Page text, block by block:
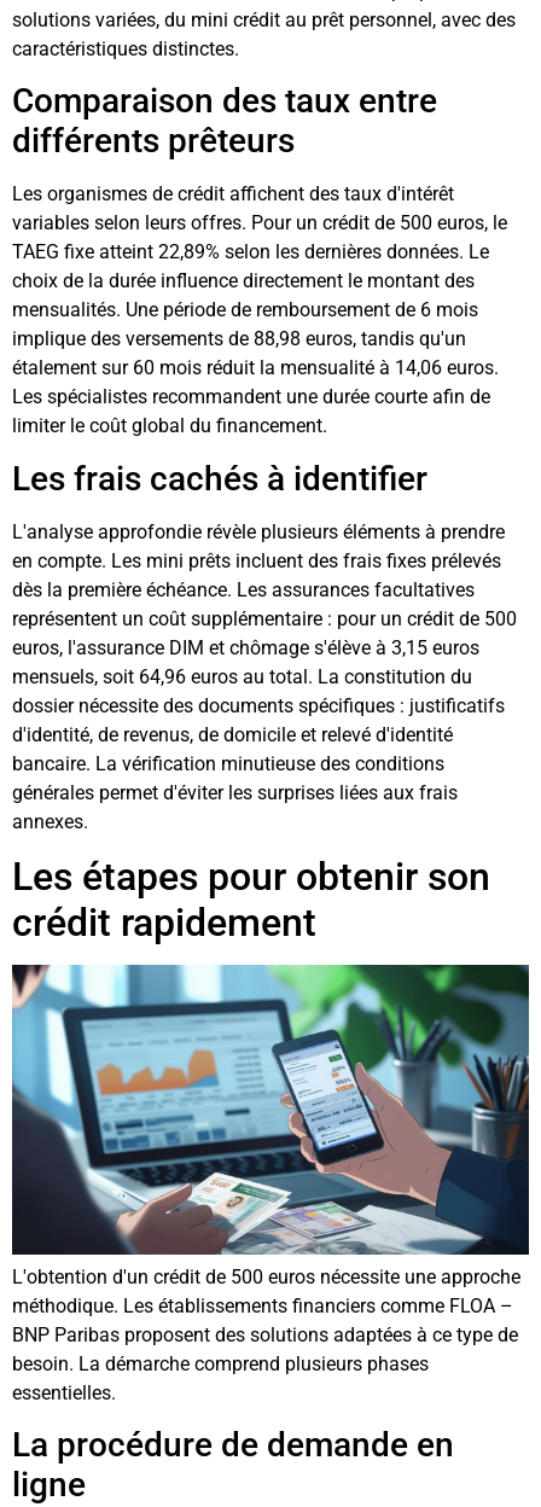
solutions variées, du mini crédit au prêt personnel, avec des
caractéristiques distinctes.
Comparaison des taux entre
différents prêteurs
Les organismes de crédit affichent des taux d'intérêt
variables selon leurs offres. Pour un crédit de 500 euros, le
TAEG fixe atteint 22,89% selon les dernières données. Le
choix de la durée influence directement le montant des
mensualités. Une période de remboursement de 6 mois
implique des versements de 88,98 euros, tandis qu'un
étalement sur 60 mois réduit la mensualité à 14,06 euros.
Les spécialistes recommandent une durée courte afin de
limiter le coût global du financement.
Les frais cachés à identifier
L'analyse approfondie révèle plusieurs éléments à prendre
en compte. Les mini prêts incluent des frais fixes prélevés
dès la première échéance. Les assurances facultatives
représentent un coût supplémentaire : pour un crédit de 500
euros, l'assurance DIM et chômage s'élève à 3,15 euros
mensuels, soit 64,96 euros au total. La constitution du
dossier nécessite des documents spécifiques : justificatifs
d'identité, de revenus, de domicile et relevé d'identité
bancaire. La vérification minutieuse des conditions
générales permet d'éviter les surprises liées aux frais
annexes.
Les étapes pour obtenir son
crédit rapidement
L'obtention d'un crédit de 500 euros nécessite une approche
méthodique. Les établissements financiers comme FLOA –
BNP Paribas proposent des solutions adaptées à ce type de
besoin. La démarche comprend plusieurs phases
essentielles.
La procédure de demande en
ligne